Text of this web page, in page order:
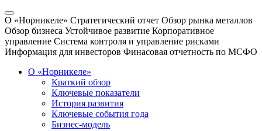
О «Норникеле» Стратегический отчет Обзор рынка металлов
Обзор бизнеса Устойчивое развитие Корпоративное
управление Система контроля и управление рисками
Информация для инвесторов Финасовая отчетность по МСФО
О «Норникеле»
Краткий обзор
Ключевые показатели
История развития
Ключевые события года
Бизнес-модель